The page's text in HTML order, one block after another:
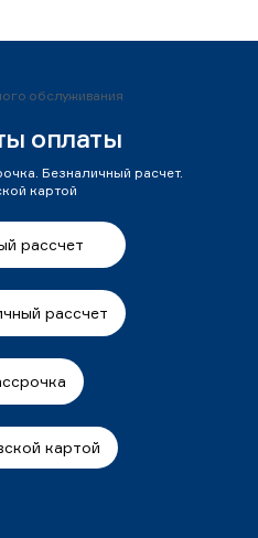
обслуживания
оплаты
Безналичный расчет.
картой
рассчет
рассчет
картой